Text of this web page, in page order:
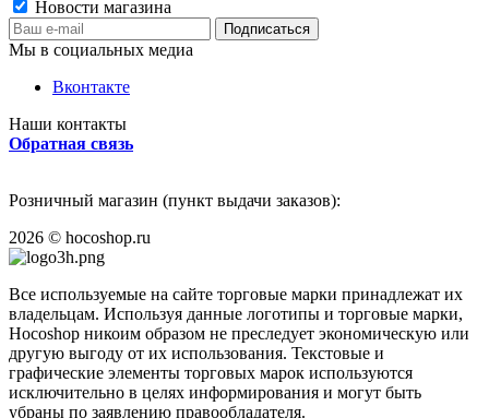
Новости магазина
Мы в социальных медиа
Вконтакте
Наши контакты
Обратная связь
Розничный магазин (пункт выдачи заказов):
2026 © hocoshop.ru
Все используемые на сайте торговые марки принадлежат их
владельцам. Используя данные логотипы и торговые марки,
Hocoshop никоим образом не преследует экономическую или
другую выгоду от их использования. Текстовые и
графические элементы торговых марок используются
исключительно в целях информирования и могут быть
убраны по заявлению правообладателя.